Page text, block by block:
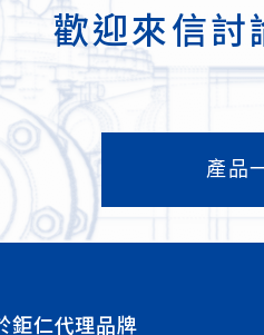
歡迎來信討
產品
鉅仁代理品牌